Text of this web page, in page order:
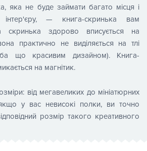
яка не буде займати багато місця і
— книга-скринька вам
скринька здорово вписується на
практично не виділяється на тлі
що красивим дизайном). Книга-
на магнітик.
від мегавеликих до мініатюрних
у вас невисокі полки, ви точно
розмір такого креативного